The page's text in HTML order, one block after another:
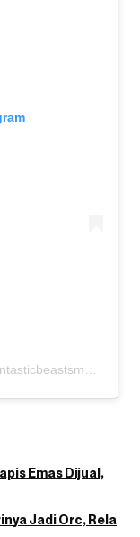
Emas Dijual,
Jadi Orc, Rela